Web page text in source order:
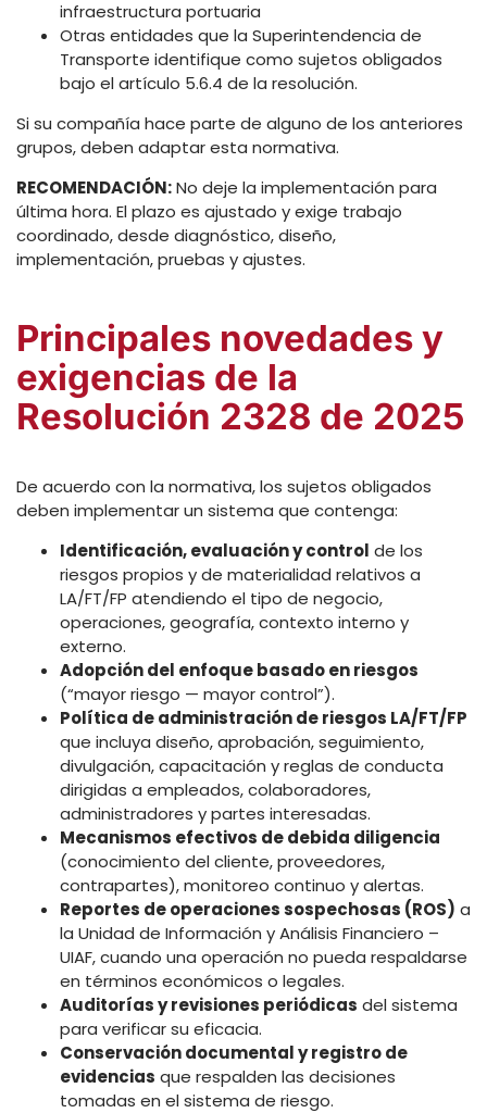
infraestructura portuaria
Otras entidades que la Superintendencia de
Transporte identifique como sujetos obligados
bajo el artículo 5.6.4 de la resolución.
Si su compañía hace parte de alguno de los anteriores
grupos, deben adaptar esta normativa.
RECOMENDACIÓN:No deje la implementación para
última hora. El plazo es ajustado y exige trabajo
coordinado, desde diagnóstico, diseño,
implementación, pruebas y ajustes.
Principales novedades y
exigencias de la
Resolución 2328 de 2025
De acuerdo con la normativa, los sujetos obligados
deben implementar un sistema que contenga:
Identificación, evaluación y control de los
riesgos propios y de materialidad relativos a
LA/FT/FP atendiendo el tipo de negocio,
operaciones, geografía, contexto interno y
externo.
Adopción del enfoque basado en riesgos
(“mayor riesgo — mayor control”).
Política de administración de riesgos LA/FT/FP
que incluya diseño, aprobación, seguimiento,
divulgación, capacitación y reglas de conducta
dirigidas a empleados, colaboradores,
administradores y partes interesadas.
Mecanismos efectivos de debida diligencia
(conocimiento del cliente, proveedores,
contrapartes), monitoreo continuo y alertas.
Reportes de operaciones sospechosas (ROS) a
la Unidad de Información y Análisis Financiero –
UIAF, cuando una operación no pueda respaldarse
en términos económicos o legales.
Auditorías y revisiones periódicas del sistema
para verificar su eficacia.
Conservación documental y registro de
evidencias que respalden las decisiones
tomadas en el sistema de riesgo.